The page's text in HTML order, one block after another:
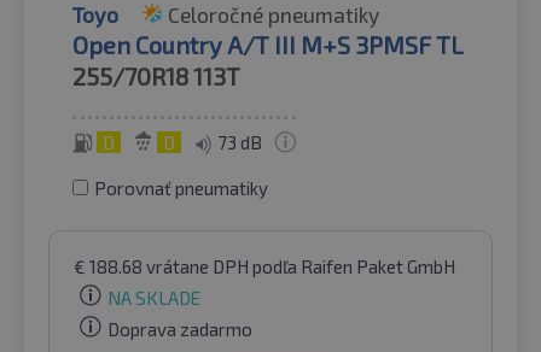
Toyo Celoročné pneumatiky
Open Country A/T III M+S 3PMSF TL
255/70R18113T
D D 73 dB
Porovnať pneumatiky
€ 188.68 vrátane DPH podľa Raifen Paket GmbH
NA SKLADE
Doprava zadarmo